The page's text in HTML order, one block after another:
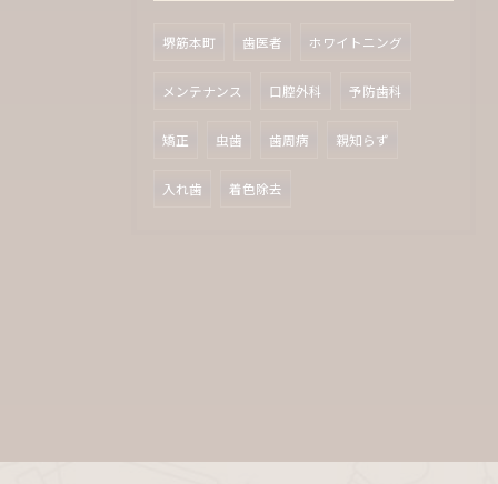
堺筋本町 歯医者 ホワイトニング
メンテナンス 口腔外科 予防歯科
矯正 虫歯 歯周病 親知らず
入れ歯 着色除去